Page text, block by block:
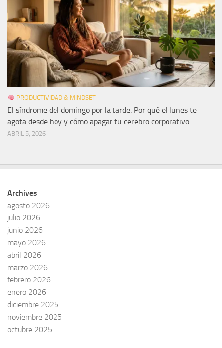
PRODUCTIVIDAD & MINDSET
El síndrome del domingo por la tarde: Por qué el lunes te
agota desde hoy y cómo apagar tu cerebro corporativo
ABRIL 5, 2026
Archives
agosto 2026
julio 2026
junio 2026
mayo 2026
abril 2026
marzo 2026
febrero 2026
enero 2026
diciembre 2025
noviembre 2025
octubre 2025